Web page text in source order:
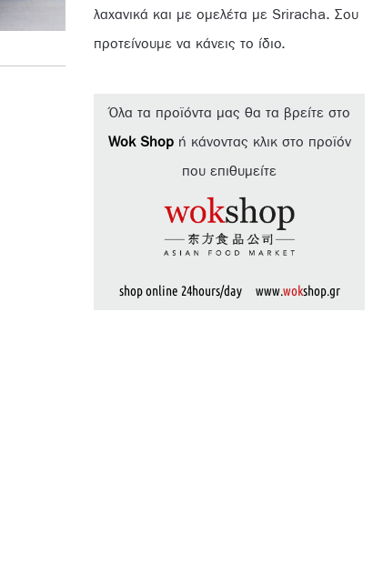
λαχανικά και με ομελέτα με Sriracha. Σου
προτείνουμε να κάνεις το ίδιο.
Όλα τα προϊόντα μας θα τα βρείτε στο
Wok Shopή κάνοντας κλικ στο προϊόν
που επιθυμείτε
shop online 24hours/day www.wokshop.gr